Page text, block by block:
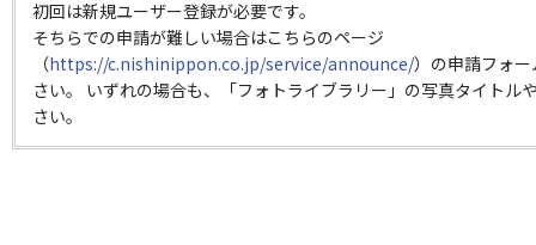
初回は新規ユーザー登録が必要です。
そちらでの申請が難しい場合はこちらのページ
（https://c.nishinippon.co.jp/service/announce/）の申請フォ
さい。 いずれの場合も、「フォトライブラリー」の写真タイトル
さい。